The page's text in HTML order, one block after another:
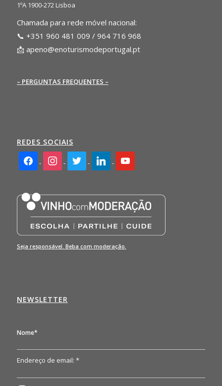
1ºA 1900-272 Lisboa
Chamada para rede móvel nacional:
📞 +351 960 481 009 / 964 716 968
📩 apeno@enoturismodeportugal.pt
– PERGUNTAS FREQUENTES –
REDES SOCIAIS
facebook2instagramtwitter linkedin youtube
Seja responsável. Beba com moderação.
NEWSLETTER
Nome*
Endereço de email: *